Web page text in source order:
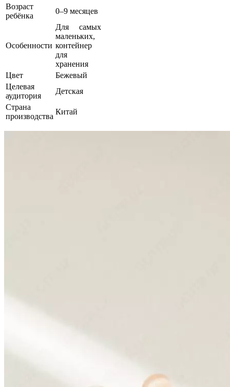
Возраст
ребёнка
0–9 месяцев
Особенности
Для самых
маленьких,
контейнер
для
хранения
Цвет
Бежевый
Целевая
аудитория
Детская
Страна
производства
Китай